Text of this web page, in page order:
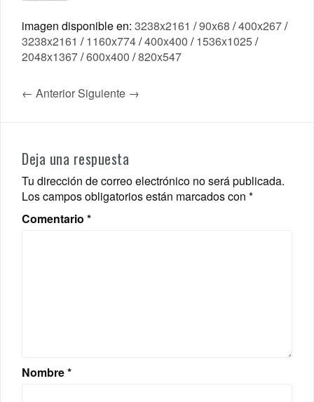
imagen disponible en: 3238x2161 /90x68 /400x267/
3238x2161 /1160x774/400x400 /1536x1025/
2048x1367/600x400 /820x547
← Anterior Siguiente →
Deja una respuesta
Tu dirección de correo electrónico no será publicada.
Los campos obligatorios están marcados con *
Comentario *
Nombre*